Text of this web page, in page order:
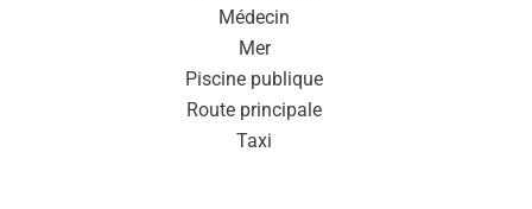
Médecin
Mer
Piscine publique
Route principale
Taxi